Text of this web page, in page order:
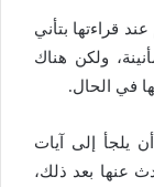
قراءتها بتأني
ولكن هناك
في الحال.
يلجأ إلى آيات
عنها بعد ذلك،